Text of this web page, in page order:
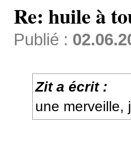
Re: huile à
Publié :
Zit a écrit :
une merveille,